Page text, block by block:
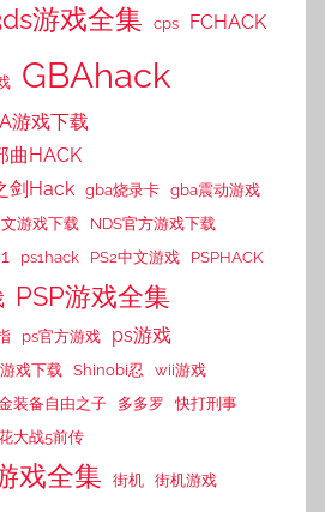
游戏全集 cps FCHACK
GBAhack
游戏下载
曲HACK
剑Hack gba烧录卡 gba震动游戏
游戏下载
NDS官方游戏下载
ps1hack PS2中文游戏 PSPHACK
PSP游戏全集
ps官方游戏 ps游戏
戏下载 Shinobi忍
wii游戏
装备自由之子 多多罗
快打刑事
大战5前传
戏全集 街机 街机游戏